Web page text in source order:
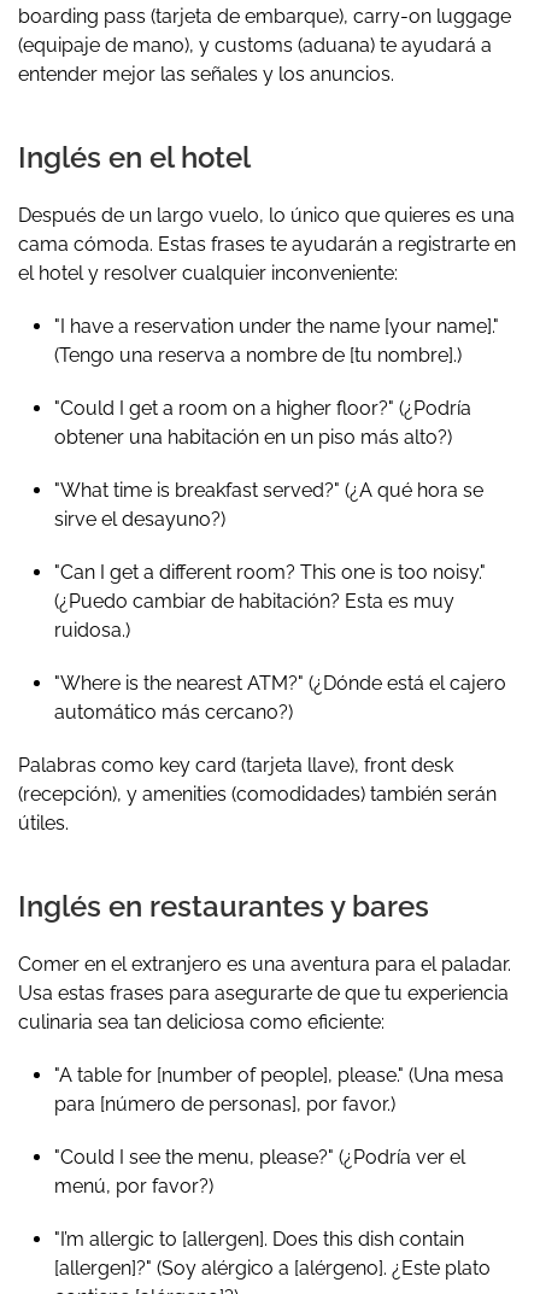
boarding pass (tarjeta de embarque), carry-on luggage
(equipaje de mano), y customs (aduana) te ayudará a
entender mejor las señales y los anuncios.
Inglés en el hotel
Después de un largo vuelo, lo único que quieres es una
cama cómoda. Estas frases te ayudarán a registrarte en
el hotel y resolver cualquier inconveniente:
"I have a reservation under the name [your name]."
(Tengo una reserva a nombre de [tu nombre].)
"Could I get a room on a higher floor?" (¿Podría
obtener una habitación en un piso más alto?)
"What time is breakfast served?" (¿A qué hora se
sirve el desayuno?)
"Can I get a different room? This one is too noisy."
(¿Puedo cambiar de habitación? Esta es muy
ruidosa.)
"Where is the nearest ATM?" (¿Dónde está el cajero
automático más cercano?)
Palabras como key card (tarjeta llave), front desk
(recepción), y amenities (comodidades) también serán
útiles.
Inglés en restaurantes y bares
Comer en el extranjero es una aventura para el paladar.
Usa estas frases para asegurarte de que tu experiencia
culinaria sea tan deliciosa como eficiente:
"A table for [number of people], please." (Una mesa
para [número de personas], por favor.)
"Could I see the menu, please?" (¿Podría ver el
menú, por favor?)
"I’m allergic to [allergen]. Does this dish contain
[allergen]?" (Soy alérgico a [alérgeno]. ¿Este plato